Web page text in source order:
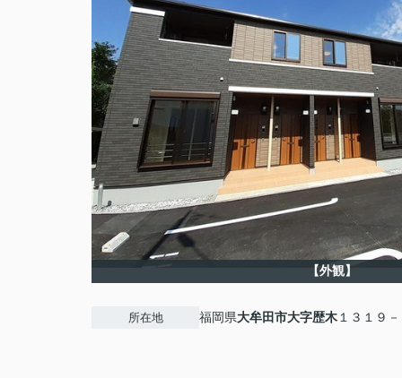
【外観】
所在地 福岡県大牟田市大字歴木 １３１９－